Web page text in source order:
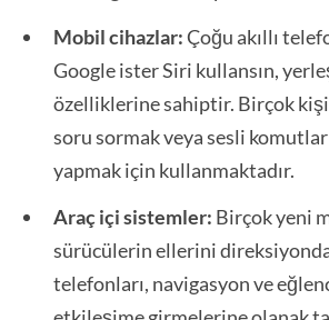
Mobil cihazlar:Çoğu akıllı
Google ister Siri kullansın,
özelliklerine sahiptir. Birçok kişi
soru sormak veya sesli
yapmak için kullanmaktadır.
Araç içi sistemler: Birçok yeni
sürücülerin ellerini
telefonları, navigasyon ve